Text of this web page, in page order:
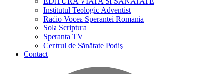
Institutul Teologic Adventist
Radio Vocea Sperantei Romania
Sola Scriptura
Speranta TV
Centrul de Sănătate Podiş
Contact